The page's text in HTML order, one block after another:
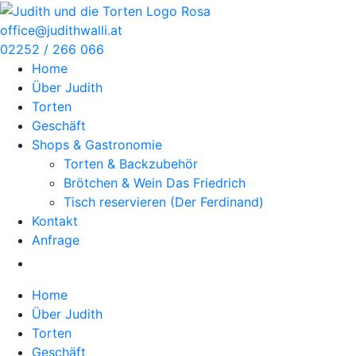
Zum
Inhalt
springen
office@judithwalli.at
02252 / 266 066
Home
Über Judith
Torten
Geschäft
Shops & Gastronomie
Torten & Backzubehör
Brötchen & Wein Das Friedrich
Tisch reservieren (Der Ferdinand)
Kontakt
Anfrage
Home
Über Judith
Torten
Geschäft